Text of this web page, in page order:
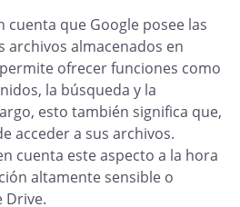
que Google posee las
archivos almacenados en
ofrecer funciones como
la búsqueda y la
esto también significa que,
acceder a sus archivos.
cuenta este aspecto a la hora
altamente sensible o
Drive.